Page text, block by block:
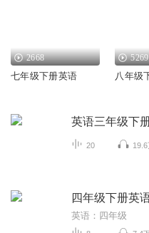
2668
七年级下册英语
5269
八年级
英语三年级下
20
四年级下册英
英语：四年级